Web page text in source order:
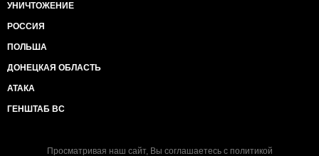
УНИЧТОЖЕНИЕ
РОССИЯ
ПОЛЬША
ДОНЕЦКАЯ ОБЛАСТЬ
АТАКА
ГЕНШТАБ ВС
Просматривая наш сайт, Вы соглашаетесь с политикой